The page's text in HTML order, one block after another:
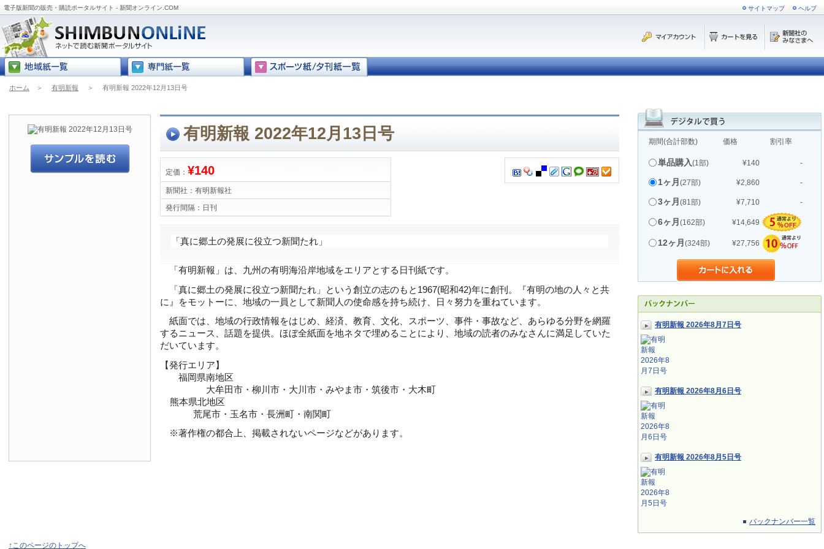
電子版新聞の販売・購読ポータルサイト - 新聞オンライン.COM サイトマップ ヘルプ
ホーム ＞ 有明新報 ＞ 有明新報 2022年12月13日号
期間(合計部数) 価格 割引率
単品購入(1部) ¥140 -
1ヶ月 (27部) ¥2,860 -
3ヶ月 (81部) ¥7,710 -
6ヶ月 (162部) ¥14,649
12ヶ月 (324部) ¥27,756
有明新報 2026年8月7日号
有明新報 2026年8月6日号
有明新報 2026年8月5日号
バックナンバー一覧
有明新報 2022年12月13日号
定価： ¥140
新聞社： 有明新報社
発行間隔： 日刊
「真に郷土の発展に役立つ新聞たれ」
「有明新報」は、九州の有明海沿岸地域をエリアとする日刊紙です。
「真に郷土の発展に役立つ新聞たれ」という創立の志のもと1967(昭和42)年に創刊。『有明の地の人々と共
に』をモットーに、地域の一員として新聞人の使命感を持ち続け、日々努力を重ねています。
紙面では、地域の行政情報をはじめ、経済、教育、文化、スポーツ、事件・事故など、あらゆる分野を網羅
するニュース、話題を提供。ほぼ全紙面を地ネタで埋めることにより、地域の読者のみなさんに満足していた
だいています。
【発行エリア】
福岡県南地区
大牟田市・柳川市・大川市・みやま市・筑後市・大木町
熊本県北地区
荒尾市・玉名市・長洲町・南関町
※著作権の都合上、掲載されないページなどがあります。
↑このページのトップへ